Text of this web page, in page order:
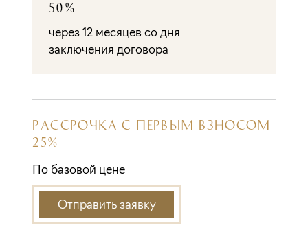
50%
через 12 месяцев со дня
заключения договора
РАССРОЧКА С ПЕРВЫМ ВЗНОСОМ
25%
По базовой цене
Отправить заявку